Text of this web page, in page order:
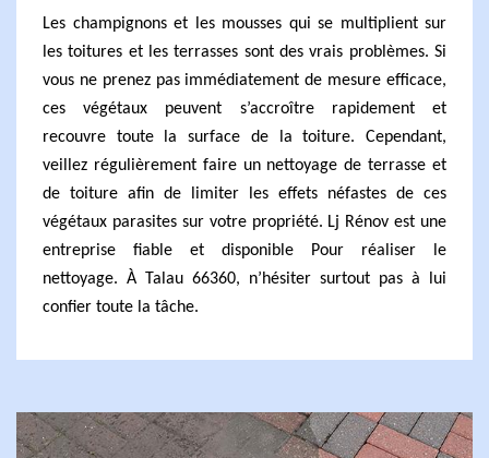
Les champignons et les mousses qui se multiplient sur
les toitures et les terrasses sont des vrais problèmes. Si
vous ne prenez pas immédiatement de mesure efficace,
ces végétaux peuvent s’accroître rapidement et
recouvre toute la surface de la toiture. Cependant,
veillez régulièrement faire un nettoyage de terrasse et
de toiture afin de limiter les effets néfastes de ces
végétaux parasites sur votre propriété. Lj Rénov est une
entreprise fiable et disponible Pour réaliser le
nettoyage. À Talau 66360, n’hésiter surtout pas à lui
confier toute la tâche.